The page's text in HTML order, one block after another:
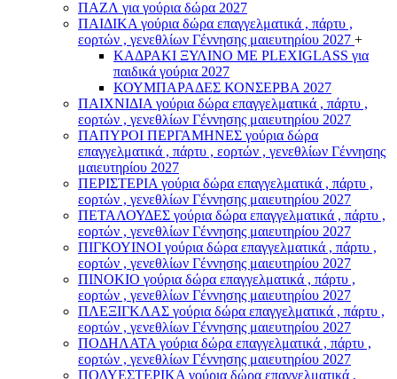
ΠΑΖΛ για γούρια δώρα 2027
ΠΑΙΔΙΚΑ γούρια δώρα επαγγελματικά , πάρτυ ,
εορτών , γενεθλίων Γέννησης μαιευτηρίου 2027 +
ΚΑΔΡΑΚΙ ΞΥΛΙΝΟ ΜΕ PLEXIGLASS για
παιδικά γούρια 2027
ΚΟΥΜΠΑΡΑΔΕΣ ΚΟΝΣΕΡΒΑ 2027
ΠΑΙΧΝΙΔΙΑ γούρια δώρα επαγγελματικά , πάρτυ ,
εορτών , γενεθλίων Γέννησης μαιευτηρίου 2027
ΠΑΠΥΡΟΙ ΠΕΡΓΑΜΗΝΕΣ γούρια δώρα
επαγγελματικά , πάρτυ , εορτών , γενεθλίων Γέννησης
μαιευτηρίου 2027
ΠΕΡΙΣΤΕΡΙΑ γούρια δώρα επαγγελματικά , πάρτυ ,
εορτών , γενεθλίων Γέννησης μαιευτηρίου 2027
ΠΕΤΑΛΟΥΔΕΣ γούρια δώρα επαγγελματικά , πάρτυ ,
εορτών , γενεθλίων Γέννησης μαιευτηρίου 2027
ΠΙΓΚΟΥΙΝΟΙ γούρια δώρα επαγγελματικά , πάρτυ ,
εορτών , γενεθλίων Γέννησης μαιευτηρίου 2027
ΠΙΝΟΚΙΟ γούρια δώρα επαγγελματικά , πάρτυ ,
εορτών , γενεθλίων Γέννησης μαιευτηρίου 2027
ΠΛΕΞΙΓΚΛΑΣ γούρια δώρα επαγγελματικά , πάρτυ ,
εορτών , γενεθλίων Γέννησης μαιευτηρίου 2027
ΠΟΔΗΛΑΤΑ γούρια δώρα επαγγελματικά , πάρτυ ,
εορτών , γενεθλίων Γέννησης μαιευτηρίου 2027
ΠΟΛΥΕΣΤΕΡΙΚΑ γούρια δώρα επαγγελματικά ,